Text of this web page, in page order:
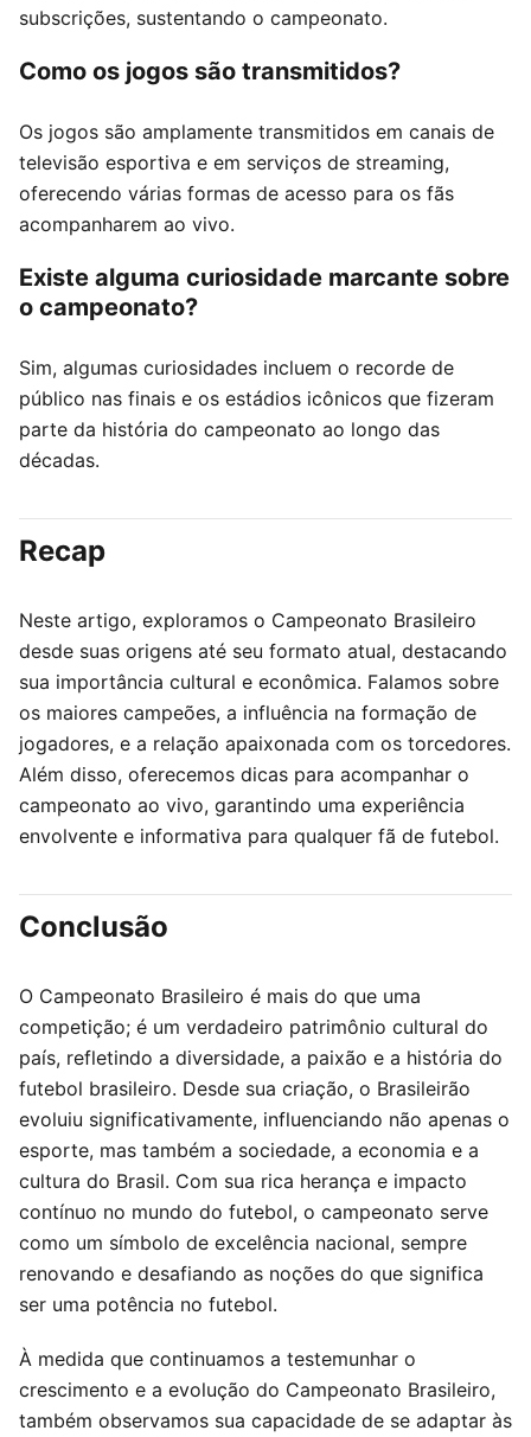
subscrições, sustentando o campeonato.
Como os jogos são transmitidos?
Os jogos são amplamente transmitidos em canais de
televisão esportiva e em serviços de streaming,
oferecendo várias formas de acesso para os fãs
acompanharem ao vivo.
Existe alguma curiosidade marcante sobre
o campeonato?
Sim, algumas curiosidades incluem o recorde de
público nas finais e os estádios icônicos que fizeram
parte da história do campeonato ao longo das
décadas.
Recap
Neste artigo, exploramos o Campeonato Brasileiro
desde suas origens até seu formato atual, destacando
sua importância cultural e econômica. Falamos sobre
os maiores campeões, a influência na formação de
jogadores, e a relação apaixonada com os torcedores.
Além disso, oferecemos dicas para acompanhar o
campeonato ao vivo, garantindo uma experiência
envolvente e informativa para qualquer fã de futebol.
Conclusão
O Campeonato Brasileiro é mais do que uma
competição; é um verdadeiro patrimônio cultural do
país, refletindo a diversidade, a paixão e a história do
futebol brasileiro. Desde sua criação, o Brasileirão
evoluiu significativamente, influenciando não apenas o
esporte, mas também a sociedade, a economia e a
cultura do Brasil. Com sua rica herança e impacto
contínuo no mundo do futebol, o campeonato serve
como um símbolo de excelência nacional, sempre
renovando e desafiando as noções do que significa
ser uma potência no futebol.
À medida que continuamos a testemunhar o
crescimento e a evolução do Campeonato Brasileiro,
também observamos sua capacidade de se adaptar às